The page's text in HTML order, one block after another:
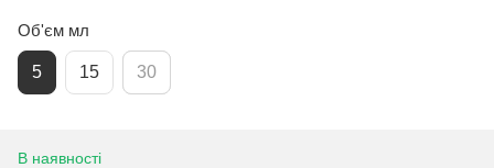
Об'єм мл
5 15 30
В наявності